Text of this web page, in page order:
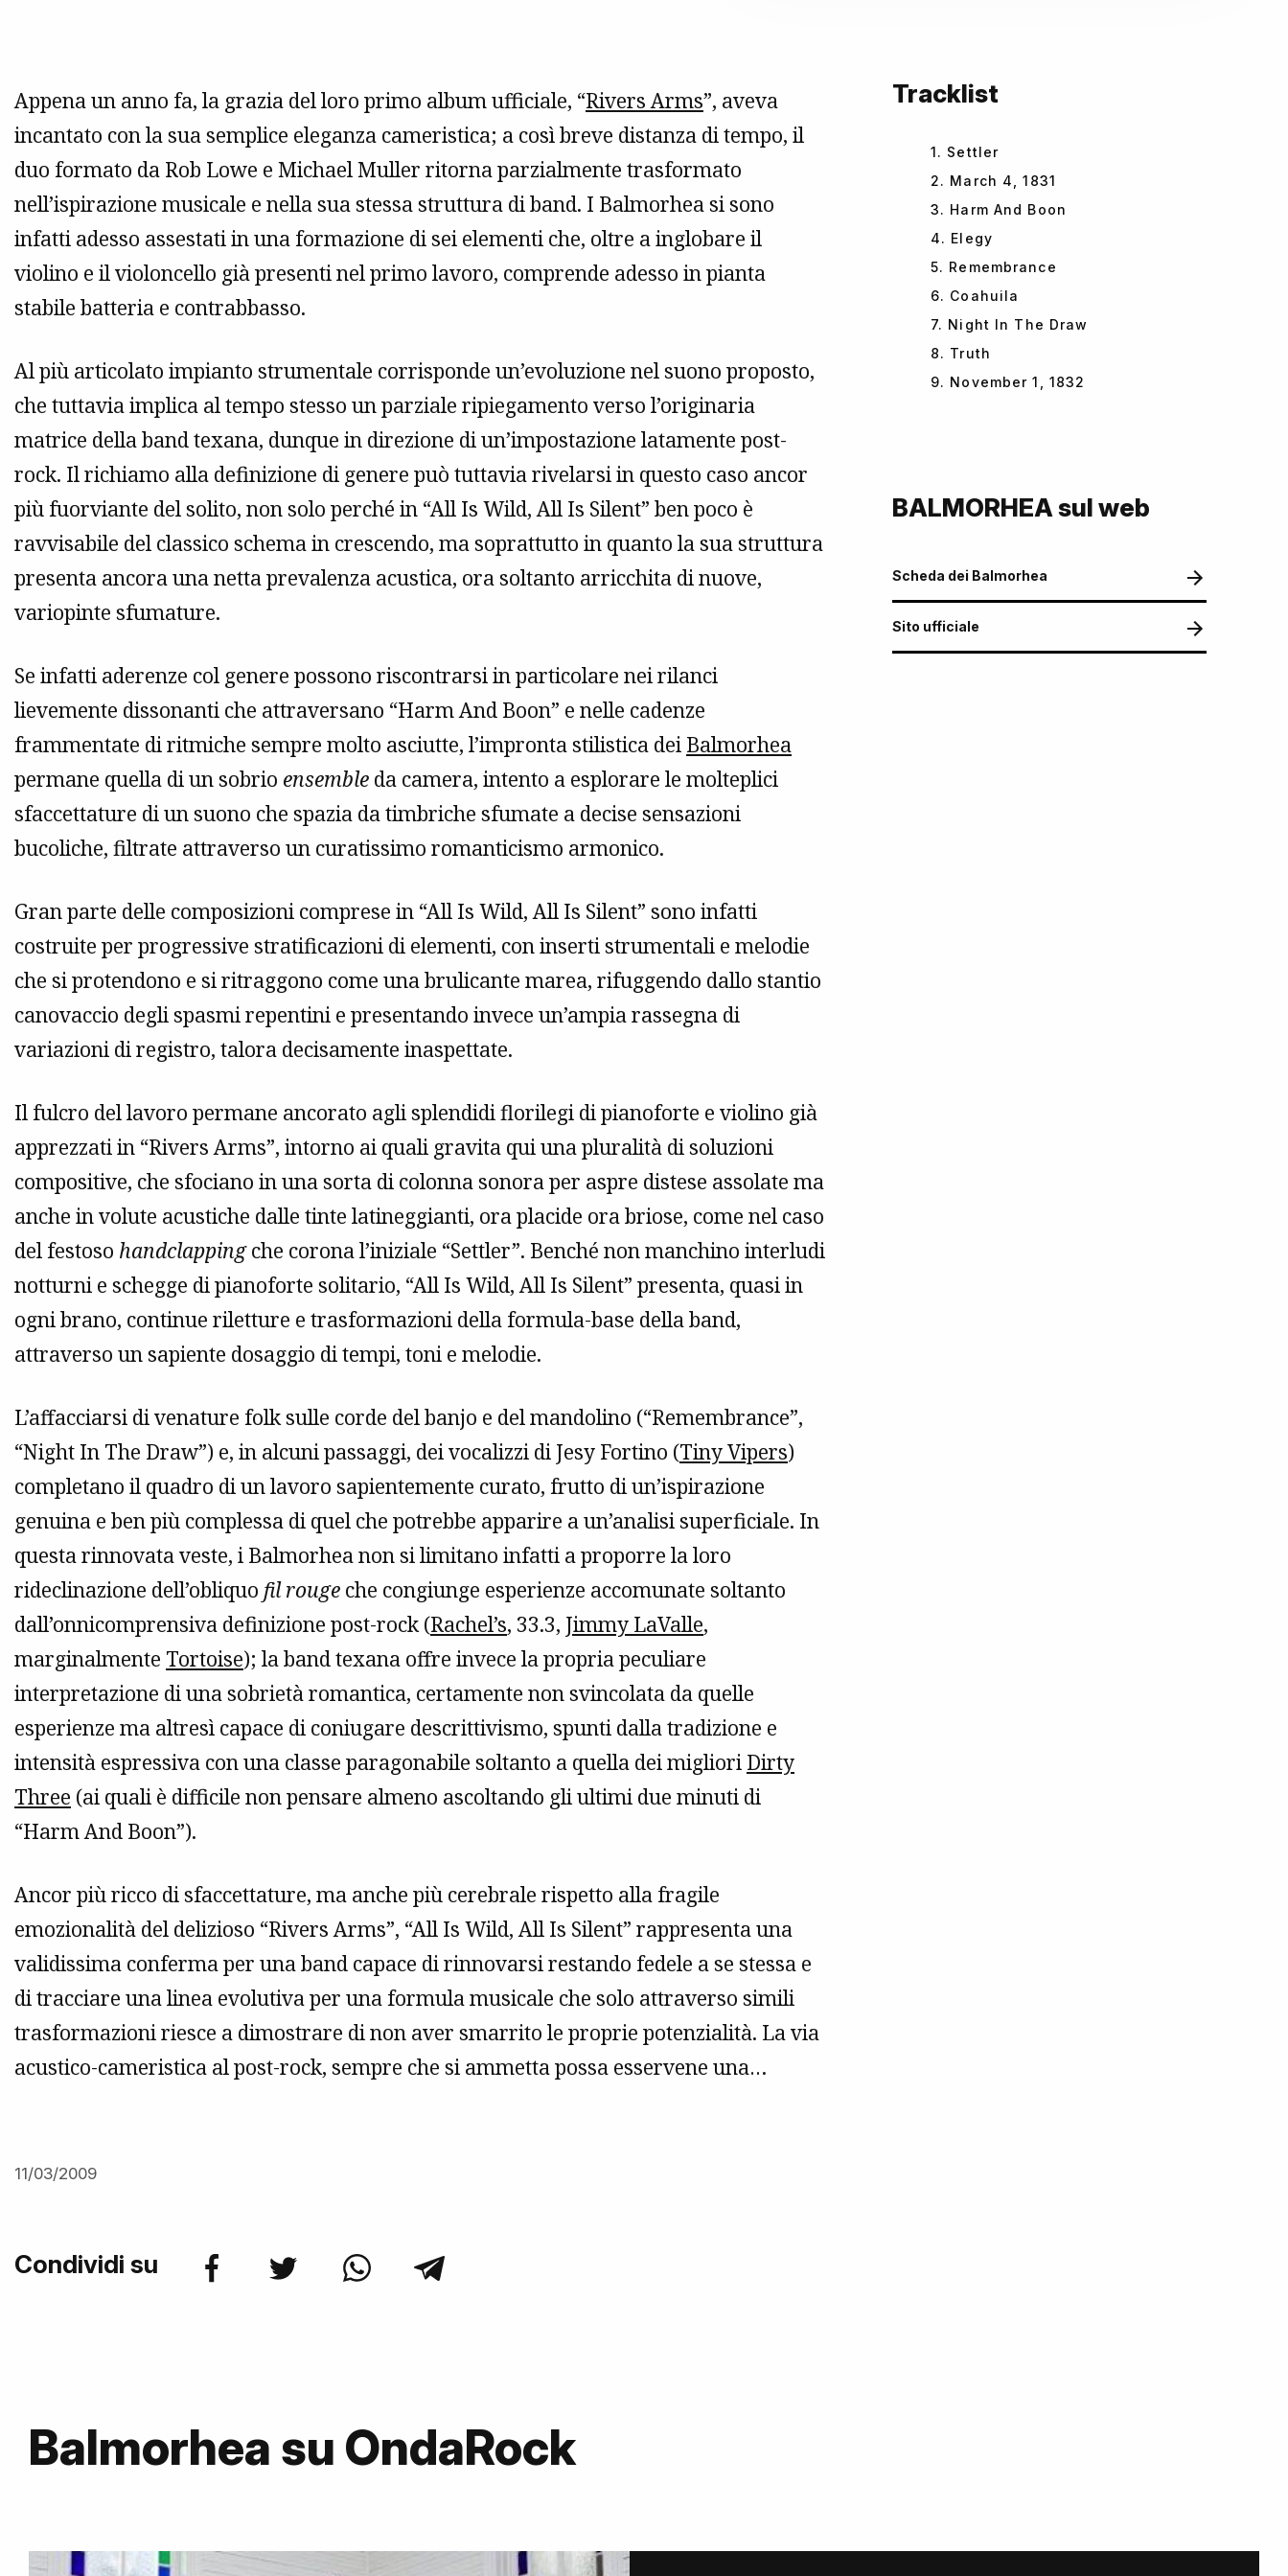
Appena un anno fa, la grazia del loro primo album ufficiale, “Rivers Arms”, aveva
incantato con la sua semplice eleganza cameristica; a così breve distanza di tempo, il
duo formato da Rob Lowe e Michael Muller ritorna parzialmente trasformato
nell’ispirazione musicale e nella sua stessa struttura di band. I Balmorhea si sono
infatti adesso assestati in una formazione di sei elementi che, oltre a inglobare il
violino e il violoncello già presenti nel primo lavoro, comprende adesso in pianta
stabile batteria e contrabbasso.
Al più articolato impianto strumentale corrisponde un’evoluzione nel suono proposto,
che tuttavia implica al tempo stesso un parziale ripiegamento verso l’originaria
matrice della band texana, dunque in direzione di un’impostazione latamente post-
rock. Il richiamo alla definizione di genere può tuttavia rivelarsi in questo caso ancor
più fuorviante del solito, non solo perché in “All Is Wild, All Is Silent” ben poco è
ravvisabile del classico schema in crescendo, ma soprattutto in quanto la sua struttura
presenta ancora una netta prevalenza acustica, ora soltanto arricchita di nuove,
variopinte sfumature.
Se infatti aderenze col genere possono riscontrarsi in particolare nei rilanci
lievemente dissonanti che attraversano “Harm And Boon” e nelle cadenze
frammentate di ritmiche sempre molto asciutte, l’impronta stilistica dei Balmorhea
permane quella di un sobrio ensemble da camera, intento a esplorare le molteplici
sfaccettature di un suono che spazia da timbriche sfumate a decise sensazioni
bucoliche, filtrate attraverso un curatissimo romanticismo armonico.
Gran parte delle composizioni comprese in “All Is Wild, All Is Silent” sono infatti
costruite per progressive stratificazioni di elementi, con inserti strumentali e melodie
che si protendono e si ritraggono come una brulicante marea, rifuggendo dallo stantio
canovaccio degli spasmi repentini e presentando invece un’ampia rassegna di
variazioni di registro, talora decisamente inaspettate.
Il fulcro del lavoro permane ancorato agli splendidi florilegi di pianoforte e violino già
apprezzati in “Rivers Arms”, intorno ai quali gravita qui una pluralità di soluzioni
compositive, che sfociano in una sorta di colonna sonora per aspre distese assolate ma
anche in volute acustiche dalle tinte latineggianti, ora placide ora briose, come nel caso
del festoso handclappingche corona l’iniziale “Settler”. Benché non manchino interludi
notturni e schegge di pianoforte solitario, “All Is Wild, All Is Silent” presenta, quasi in
ogni brano, continue riletture e trasformazioni della formula-base della band,
attraverso un sapiente dosaggio di tempi, toni e melodie.
L’affacciarsi di venature folk sulle corde del banjo e del mandolino (“Remembrance”,
“Night In The Draw”) e, in alcuni passaggi, dei vocalizzi di Jesy Fortino (Tiny Vipers)
completano il quadro di un lavoro sapientemente curato, frutto di un’ispirazione
genuina e ben più complessa di quel che potrebbe apparire a un’analisi superficiale. In
questa rinnovata veste, i Balmorhea non si limitano infatti a proporre la loro
rideclinazione dell’obliquo fil rouge che congiunge esperienze accomunate soltanto
dall’onnicomprensiva definizione post-rock (Rachel’s, 33.3, Jimmy LaValle,
marginalmente Tortoise); la band texana offre invece la propria peculiare
interpretazione di una sobrietà romantica, certamente non svincolata da quelle
esperienze ma altresì capace di coniugare descrittivismo, spunti dalla tradizione e
intensità espressiva con una classe paragonabile soltanto a quella dei migliori Dirty
Three (ai quali è difficile non pensare almeno ascoltando gli ultimi due minuti di
“Harm And Boon”).
Ancor più ricco di sfaccettature, ma anche più cerebrale rispetto alla fragile
emozionalità del delizioso “Rivers Arms”, “All Is Wild, All Is Silent” rappresenta una
validissima conferma per una band capace di rinnovarsi restando fedele a se stessa e
di tracciare una linea evolutiva per una formula musicale che solo attraverso simili
trasformazioni riesce a dimostrare di non aver smarrito le proprie potenzialità. La via
acustico-cameristica al post-rock, sempre che si ammetta possa esservene una…
11/03/2009
Condividi su
Tracklist
1. Settler
2. March 4, 1831
3. Harm And Boon
4. Elegy
5. Remembrance
6. Coahuila
7. Night In The Draw
8. Truth
9. November 1, 1832
BALMORHEA sul web
Scheda dei Balmorhea
Sito ufficiale
Balmorhea su OndaRock